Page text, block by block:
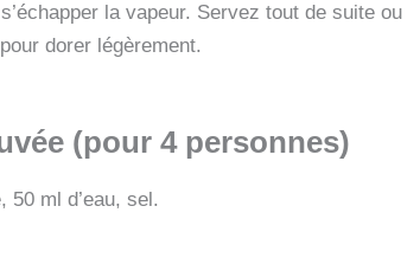
la vapeur. Servez tout de suite ou
dorer légèrement.
(pour 4 personnes)
50 ml d’eau, sel.